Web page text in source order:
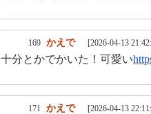
169 かえで [2026-04-13
十分とかでかいた！可愛い
171 かえで [2026-04-13